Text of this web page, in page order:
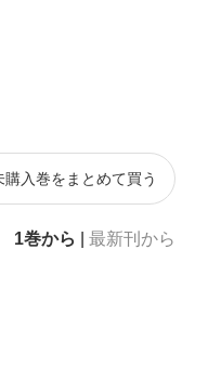
購入巻をまとめて買う
1巻から 最新刊から